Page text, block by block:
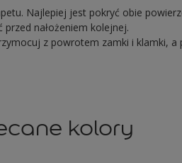
Najlepiej jest pokryć obie
nałożeniem kolejnej.
z powrotem zamki i klamki,
kolory